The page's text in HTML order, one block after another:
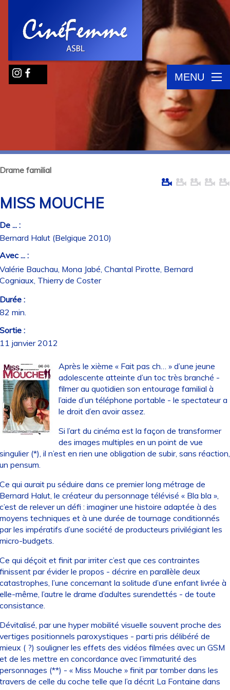
MENU
familial
MOUCHE
... :
Halut (Belgique 2010)
... :
Bauchau, Mona Jabé, Chantal Pirotte, Bernard
Thierry de Coster
:
min.
:
janvier 2012
Après le xième « Fait pas ch… » d’une jeune
adolescente atteinte d’un toc très branché -
filmer au quotidien son entourage familial à
l’aide d’un téléphone portable - le spectateur a
le droit d’en avoir assez.
Si l’art du cinéma est la façon de transformer
des images multiples en un point de vue
(*), il n’est en rien une obligation de subir, sans réaction,
pensum.
qui aurait pu séduire dans ce premier long métrage de
Halut, le créateur du personnage télévisé « Bla bla »,
de relever un défi : imaginer une histoire adaptée à des
techniques et à une durée de tournage conditionnés
les impératifs d’une société de producteurs privilégiant les
budgets.
qui déçoit et finit par irriter c’est que ces contraintes
par évider le propos - décrire en parallèle deux
l’une concernant la solitude d’une enfant livrée à
même, l’autre le drame d’adultes surendettés - de toute
par une hyper mobilité visuelle souvent proche des
positionnels paroxystiques - parti pris délibéré de
( ?) souligner les effets des vidéos filmées avec un GSM
de les mettre en concordance avec l’immaturité des
(**) - « Miss Mouche » finit par tomber dans les
de celle du coche telle que l’a décrit La Fontaine dans